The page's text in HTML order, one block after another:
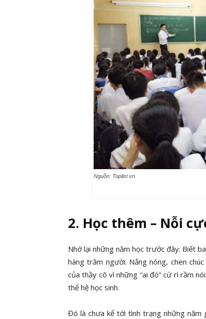
Nguồn: Toplist.vn
2. Học thêm – Nỗi
Nhớ lại những năm học trước đây: Biết
hàng trăm người. Nắng nóng, chen
của thầy cô vì những “ai đó” cứ rì rầm
thế hệ học sinh.
Đó là chưa kể tới tình trạng những năm